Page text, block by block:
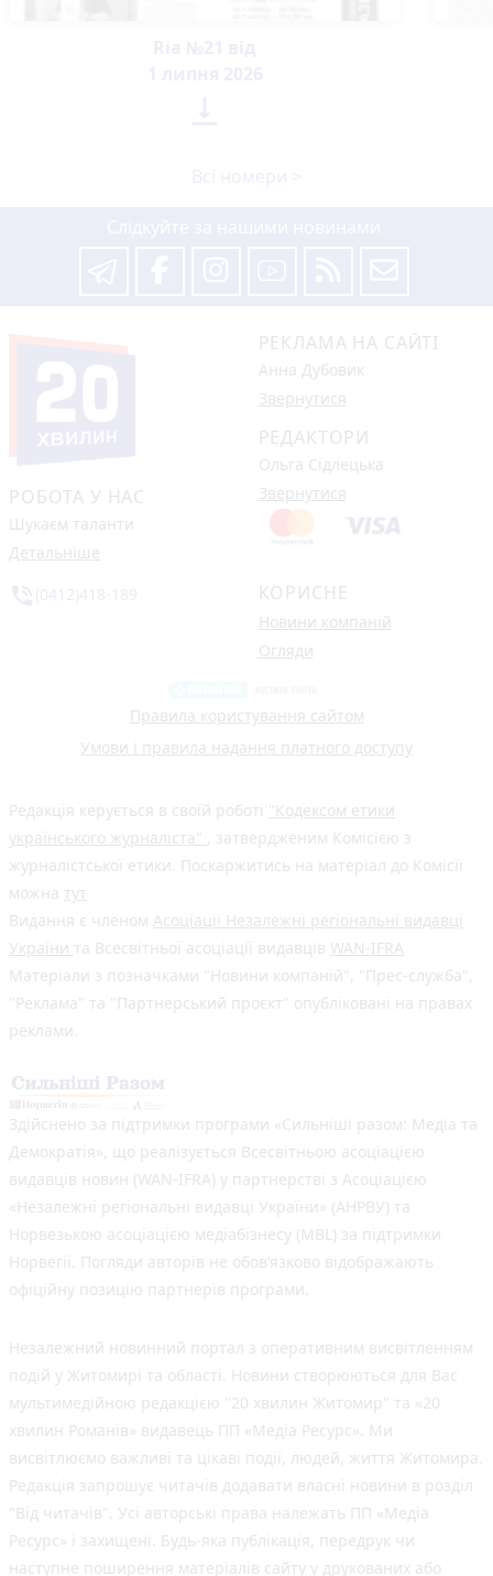
РОБОТА У НАС
Шукаєм таланти
Детальніше
РЕКЛАМА НА САЙТІ
Анна Дубовик
Звернутися
РЕДАКТОРИ
Ольга Сідлецька
Звернутися
КОРИСНЕ
Новини компаній
Огляди
Правила користування сайтом
Умови і правила надання платного доступу
Редакція керується в своїй роботі "Кодексом етики
українського журналіста" , затвердженим Комісією з
журналістської етики. Поскаржитись на матеріал до Комісії
можна тут
Видання є членом Асоціації Незалежні регіональні видавці
України та Всесвітньої асоціації видавців WAN-IFRA
Матеріали з позначками "Новини компаній", "Прес-служба",
"Реклама" та "Партнерський проєкт" опубліковані на правах
реклами.
Здійснено за підтримки програми «Сильніші разом: Медіа та
Демократія», що реалізується Всесвітньою асоціацією
видавців новин (WAN-IFRA) у партнерстві з Асоціацією
«Незалежні регіональні видавці України» (АНРВУ) та
Норвезькою асоціацією медіабізнесу (MBL) за підтримки
Норвегії. Погляди авторів не обов’язково відображають
офіційну позицію партнерів програми.
Незалежний новинний портал з оперативним висвітленням
подій у Житомирі та області. Новини створюються для Вас
мультимедійною редакцією "20 хвилин Житомир" та «20
хвилин Романів» видавець ПП «Медіа Ресурс». Ми
висвітлюємо важливі та цікаві події, людей, життя Житомира.
Редакція запрошує читачів додавати власні новини в розділ
"Від читачів". Усі авторські права належать ПП «Медіа
Ресурс» і захищені. Будь-яка публiкацiя, передрук чи
наступне поширення матеріалів сайту у друкованих або